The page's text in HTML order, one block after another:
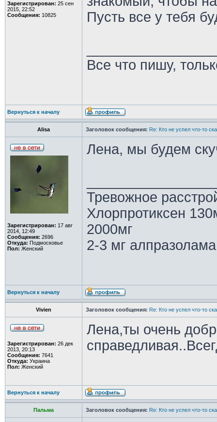
Зарегистрирован: 25 сен
2015, 22:52
Сообщения: 10825
Пусть все у тебя
Все что пишу,
Вернуться к началу
Alisa Заголовок сообщения: Re: Кто не успел что-то
Зарегистрирован: 17 авг
2014, 12:49
Сообщения: 2696
Откуда: Подмосковье
Пол: Женский
Лена, мы будем
Тревожное
Хлорпротиксен
2000мг
2-3 мг
Вернуться к началу
Vivien Заголовок сообщения: Re: Кто не успел что-то
Зарегистрирован: 26 дек
2013, 20:13
Сообщения: 7641
Откуда: Украина
Пол: Женский
Лена,ты очень
Вернуться к началу
Пальма Заголовок сообщения: Re: Кто не успел что-то